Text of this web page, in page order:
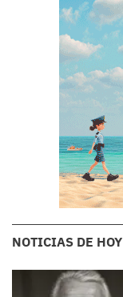
NOTICIAS DE HOY